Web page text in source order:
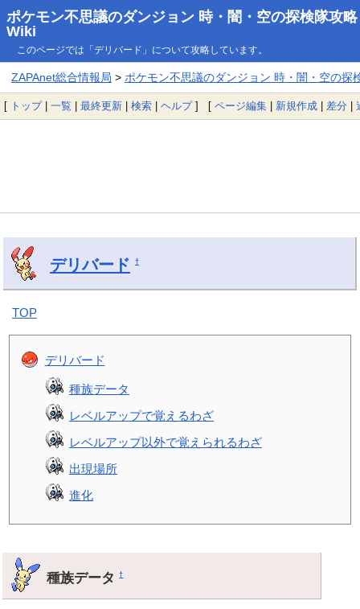
ポケモン不思議のダンジョン 時・闇・空の探検隊攻略
Wiki
このページでは「デリバード」について攻略しています。
ZAPAnet総合情報局 > ポケモン不思議のダンジョン 時・闇・空の探
[ トップ| 一覧 | 最終更新 | 検索 | ヘルプ] [ ページ編集 | 新規作成 | 差分 |
デリバード †
TOP
デリバード
種族データ
レベルアップで覚えるわざ
レベルアップ以外で覚えられるわざ
出現場所
進化
種族データ†